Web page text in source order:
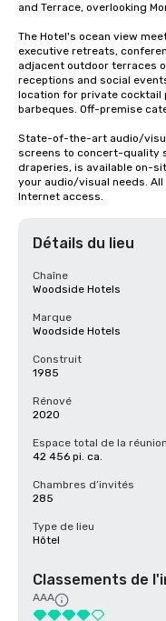
and Terrace, overlooking
The Hotel's ocean view
executive retreats,
adjacent outdoor terraces
receptions and social
location for private cocktail
barbeques. Off-premise
State-of-the-art audio/
screens to concert-quality
draperies, is available on-
your audio/visual needs.
Internet access.
Détails du lieu
Chaîne
Woodside Hotels
Marque
Woodside Hotels
Construit
1985
Rénové
2020
Espace total de la réunion
42 456 pi. ca.
Chambres d’invités
285
Type de lieu
Hôtel
Classements de
AAA